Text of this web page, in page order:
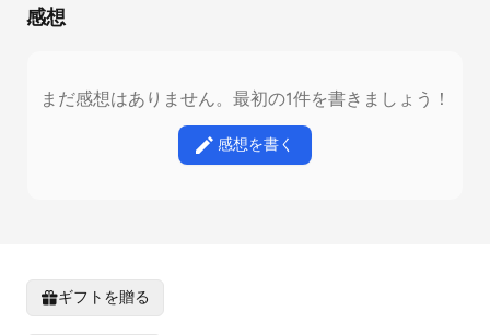
感想
まだ感想はありません。最初の1件を書きましょう！
感想を書く
ギフトを贈る